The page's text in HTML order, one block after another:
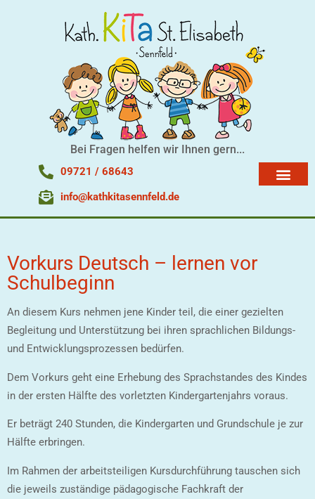
Bei Fragen helfen wir Ihnen gern...
09721 / 68643
info@kathkitasennfeld.de
Vorkurs Deutsch – lernen vor
Schulbeginn
An diesem Kurs nehmen jene Kinder teil, die einer gezielten
Begleitung und Unterstützung bei ihren sprachlichen Bildungs-
und Entwicklungsprozessen bedürfen.
Dem Vorkurs geht eine Erhebung des Sprachstandes des Kindes
in der ersten Hälfte des vorletzten Kindergartenjahrs voraus.
Er beträgt 240 Stunden, die Kindergarten und Grundschule je zur
Hälfte erbringen.
Im Rahmen der arbeitsteiligen Kursdurchführung tauschen sich
die jeweils zuständige pädagogische Fachkraft der